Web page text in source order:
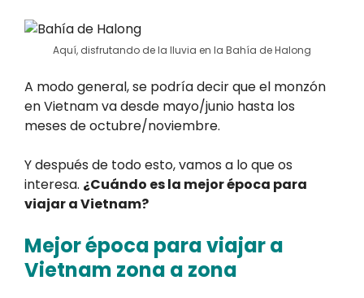
Aquí, disfrutando de la lluvia en la Bahía de Halong
A modo general, se podría decir que el monzón
en Vietnam va desde mayo/junio hasta los
meses de octubre/noviembre.
Y después de todo esto, vamos a lo que os
interesa. ¿Cuándo es la mejor época para
viajar a Vietnam?
Mejor época para viajar a
Vietnam zona a zona